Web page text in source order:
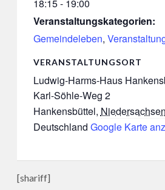
18:15 - 19:00
Veranstaltungskategorien:
Gemeindeleben,
VERANSTALTUNGSORT
Ludwig-Harms-Haus
Karl-Söhle-Weg 2
Hankensbüttel, Niedersachsen
Deutschland Google Karte
[shariff]